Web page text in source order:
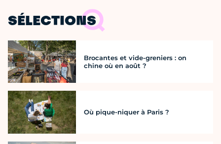
SÉLECTIONS
Brocantes et vide-greniers : on
chine où en août ?
Où pique-niquer à Paris ?